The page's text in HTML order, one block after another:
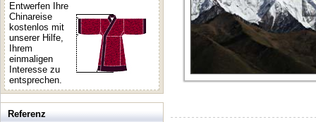
Entwerfen Ihre
Chinareise
kostenlos mit
unserer Hilfe,
Ihrem
einmaligen
Interesse zu
entsprechen.
Referenz